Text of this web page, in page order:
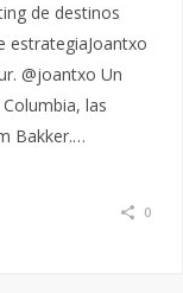
de destinos
estrategiaJoantxo
@joantxo Un
las
Bakker.…
0